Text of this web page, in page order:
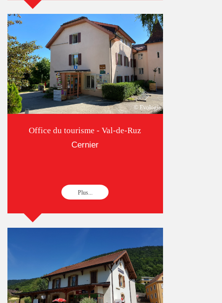
© Evologia
Office du tourisme - Val-de-Ruz
Cernier
Plus...